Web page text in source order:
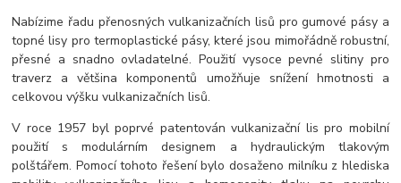
Nabízime řadu přenosných vulkanizačních lisů pro gumové pásy a
topné lisy pro termoplastické pásy, které jsou mimořádně robustní,
přesné a snadno ovladatelné. Použití vysoce pevné slitiny pro
traverz a většina komponentů umožňuje snížení hmotnosti a
celkovou výšku vulkanizačních lisů.
V roce 1957 byl poprvé patentován vulkanizační lis pro mobilní
použití s modulárním designem a hydraulickým tlakovým
polštářem. Pomocí tohoto řešení bylo dosaženo milníku z hlediska